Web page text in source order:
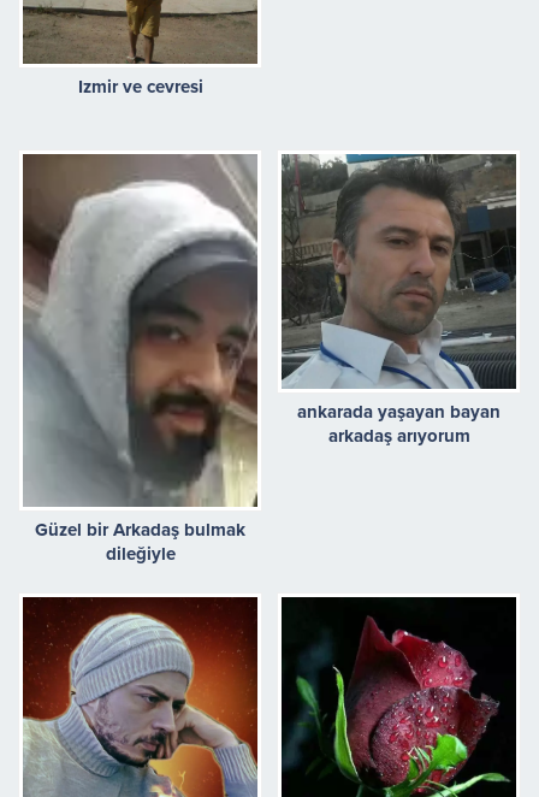
Izmir ve cevresi
Güzel bir Arkadaş bulmak
dileğiyle
ankarada yaşayan bayan
arkadaş arıyorum